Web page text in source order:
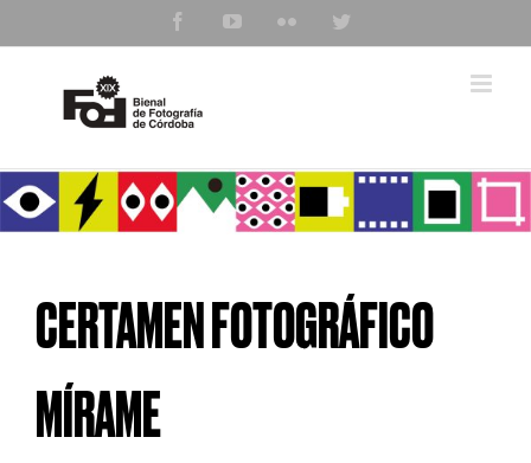
FacebookYouTubeFlickr
CERTAMEN FOTOGRÁFICO
MÍRAME